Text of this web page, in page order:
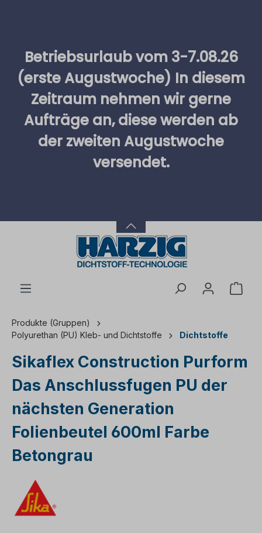
Betriebsurlaub vom 3-7.08.26
(erste Augustwoche) In diesem
Zeitraum nehmen wir gerne
Aufträge an, diese werden ab
der zweiten Augustwoche
versendet.
Produkte (Gruppen)
Polyurethan (PU) Kleb- und Dichtstoffe
Dichtstoffe
Sikaflex Construction Purform
Das Anschlussfugen PU der
nächsten Generation
Folienbeutel 600ml Farbe
Betongrau